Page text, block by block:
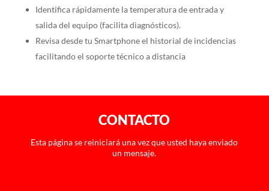
Identifica rápidamente la temperatura de entrada y
salida del equipo (facilita diagnósticos).
Revisa desde tu Smartphone el historial de incidencias
facilitando el soporte técnico a distancia
CONTACTO
Esta página se reiniciará una vez que usted haya enviado
un mensaje.